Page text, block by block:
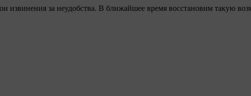
извинения за неудобства. В ближайшее время восстановим такую